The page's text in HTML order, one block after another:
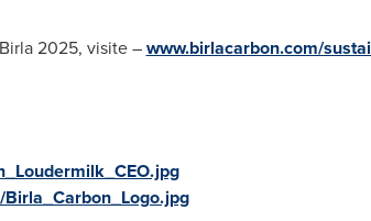
2025, visite –www.birlacarbon.com/